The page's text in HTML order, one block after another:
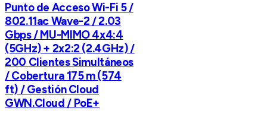
Punto de Acceso Wi-Fi 5 /
802.11ac Wave-2 / 2.03
Gbps / MU-MIMO 4x4:4
(5GHz) + 2x2:2 (2.4GHz) /
200 Clientes Simultáneos
/ Cobertura 175 m (574
ft) / Gestión Cloud
GWN.Cloud / PoE+